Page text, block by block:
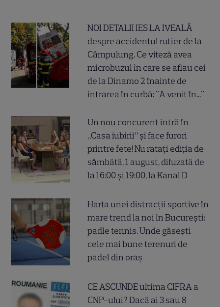
NOI DETALII IES LA IVEALĂ
despre accidentul rutier de la
Câmpulung. Ce viteză avea
microbuzul în care se aflau cei
de la Dinamo 2 înainte de
intrarea în curbă: "A venit în..."
Un nou concurent intră în
„Casa iubirii” și face furori
printre fete! Nu ratați ediția de
sâmbătă, 1 august, difuzată de
la 16:00 și 19:00, la Kanal D
Harta unei distracții sportive în
mare trend la noi în București:
padle tennis. Unde găsești
cele mai bune terenuri de
padel din oraș
CE ASCUNDE ultima CIFRA a
CNP-ului? Dacă ai 3 sau 8